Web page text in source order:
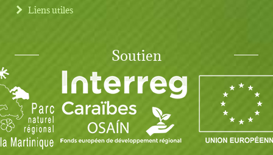
Liens utiles
Soutien